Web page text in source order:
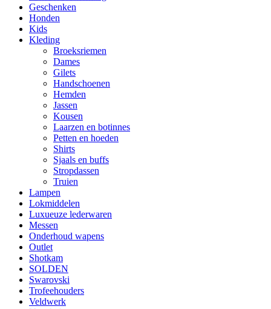
Geschenken
Honden
Kids
Kleding
Broeksriemen
Dames
Gilets
Handschoenen
Hemden
Jassen
Kousen
Laarzen en botinnes
Petten en hoeden
Shirts
Sjaals en buffs
Stropdassen
Truien
Lampen
Lokmiddelen
Luxueuze lederwaren
Messen
Onderhoud wapens
Outlet
Shotkam
SOLDEN
Swarovski
Trofeehouders
Veldwerk